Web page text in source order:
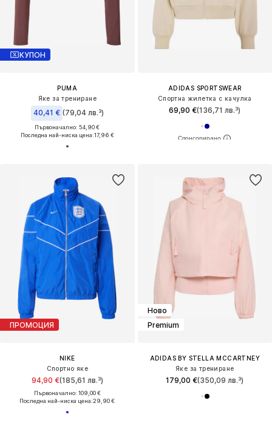
КУПОН
PUMA
Яке за трениране
40,41 € (79,04 лв.³)
Първоначално: 54,90 €
Последна най-ниска цена:17,96 €
ADIDAS SPORTSWEAR
Спортна жилетка с качулка
69,90 €(136,71 лв.³)
ПРОМОЦИЯ
NIKE
Спортно яке
94,90 €(185,61 лв.³)
Първоначално: 109,00 €
Последна най-ниска цена:29,90 €
Ново
Premium
ADIDAS BY STELLA MCCARTNEY
Яке за трениране
179,00 €(350,09 лв.³)